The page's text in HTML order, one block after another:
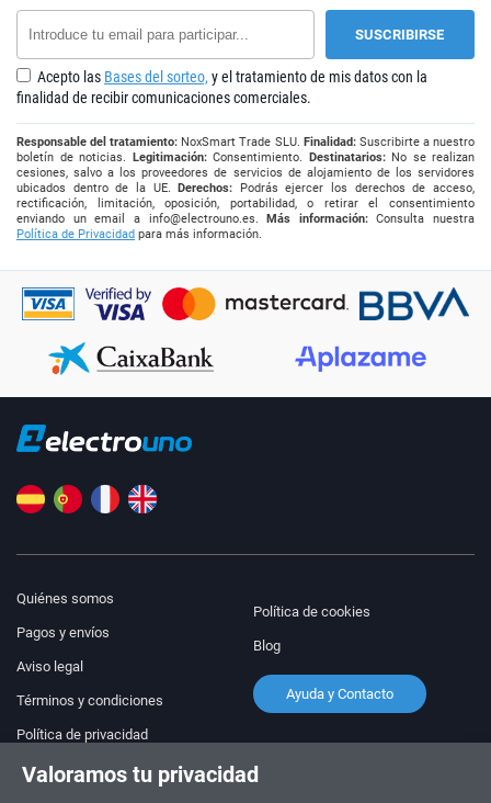
Acepto las Bases del sorteo, y el tratamiento de mis datos con la
finalidad de recibir comunicaciones comerciales.
Responsable del tratamiento: NoxSmart Trade SLU. Finalidad:Suscribirte a nuestro
boletín de noticias. Legitimación:Consentimiento. Destinatarios:No se realizan
cesiones, salvo a los proveedores de servicios de alojamiento de los servidores
ubicados dentro de la UE.Derechos: Podrás ejercer los derechos de acceso,
rectificación, limitación, oposición, portabilidad, o retirar el consentimiento
enviando un email a info@electrouno.es.Más información:Consulta nuestra
Política de Privacidad para más información.
Quiénes somos
Pagos y envíos
Aviso legal
Términos y condiciones
Política de privacidad
Política de cookies
Blog
Ayuda y Contacto
PEDIDOS Y CONSULTAS ¡Síguenos!
Valoramos tu privacidad